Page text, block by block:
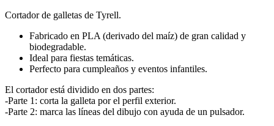
Cortador de galletas de Tyrell.
Fabricado en PLA (derivado del maíz) de gran calidad y
biodegradable.
Ideal para fiestas temáticas.
Perfecto para cumpleaños y eventos infantiles.
El cortador está dividido en dos partes:
-Parte 1: corta la galleta por el perfil exterior.
-Parte 2: marca las líneas del dibujo con ayuda de un pulsador.